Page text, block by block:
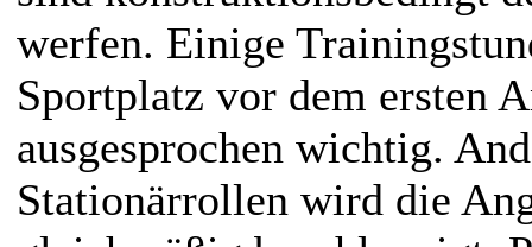
werfen. Einige
Sportplatz vor dem ersten
ausgesprochen wichtig.
Stationärrollen wird die